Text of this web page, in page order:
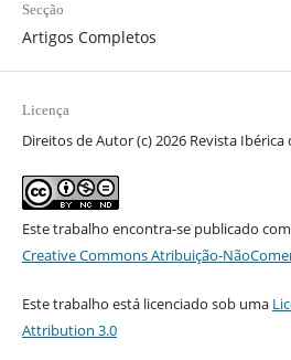
Secção
Artigos Completos
Licença
Direitos de Autor (c) 2026 Revista Ibérica
Este trabalho encontra-se publicado
Creative Commons Atribuição-
Este trabalho está licenciado sob uma
Attribution 3.0